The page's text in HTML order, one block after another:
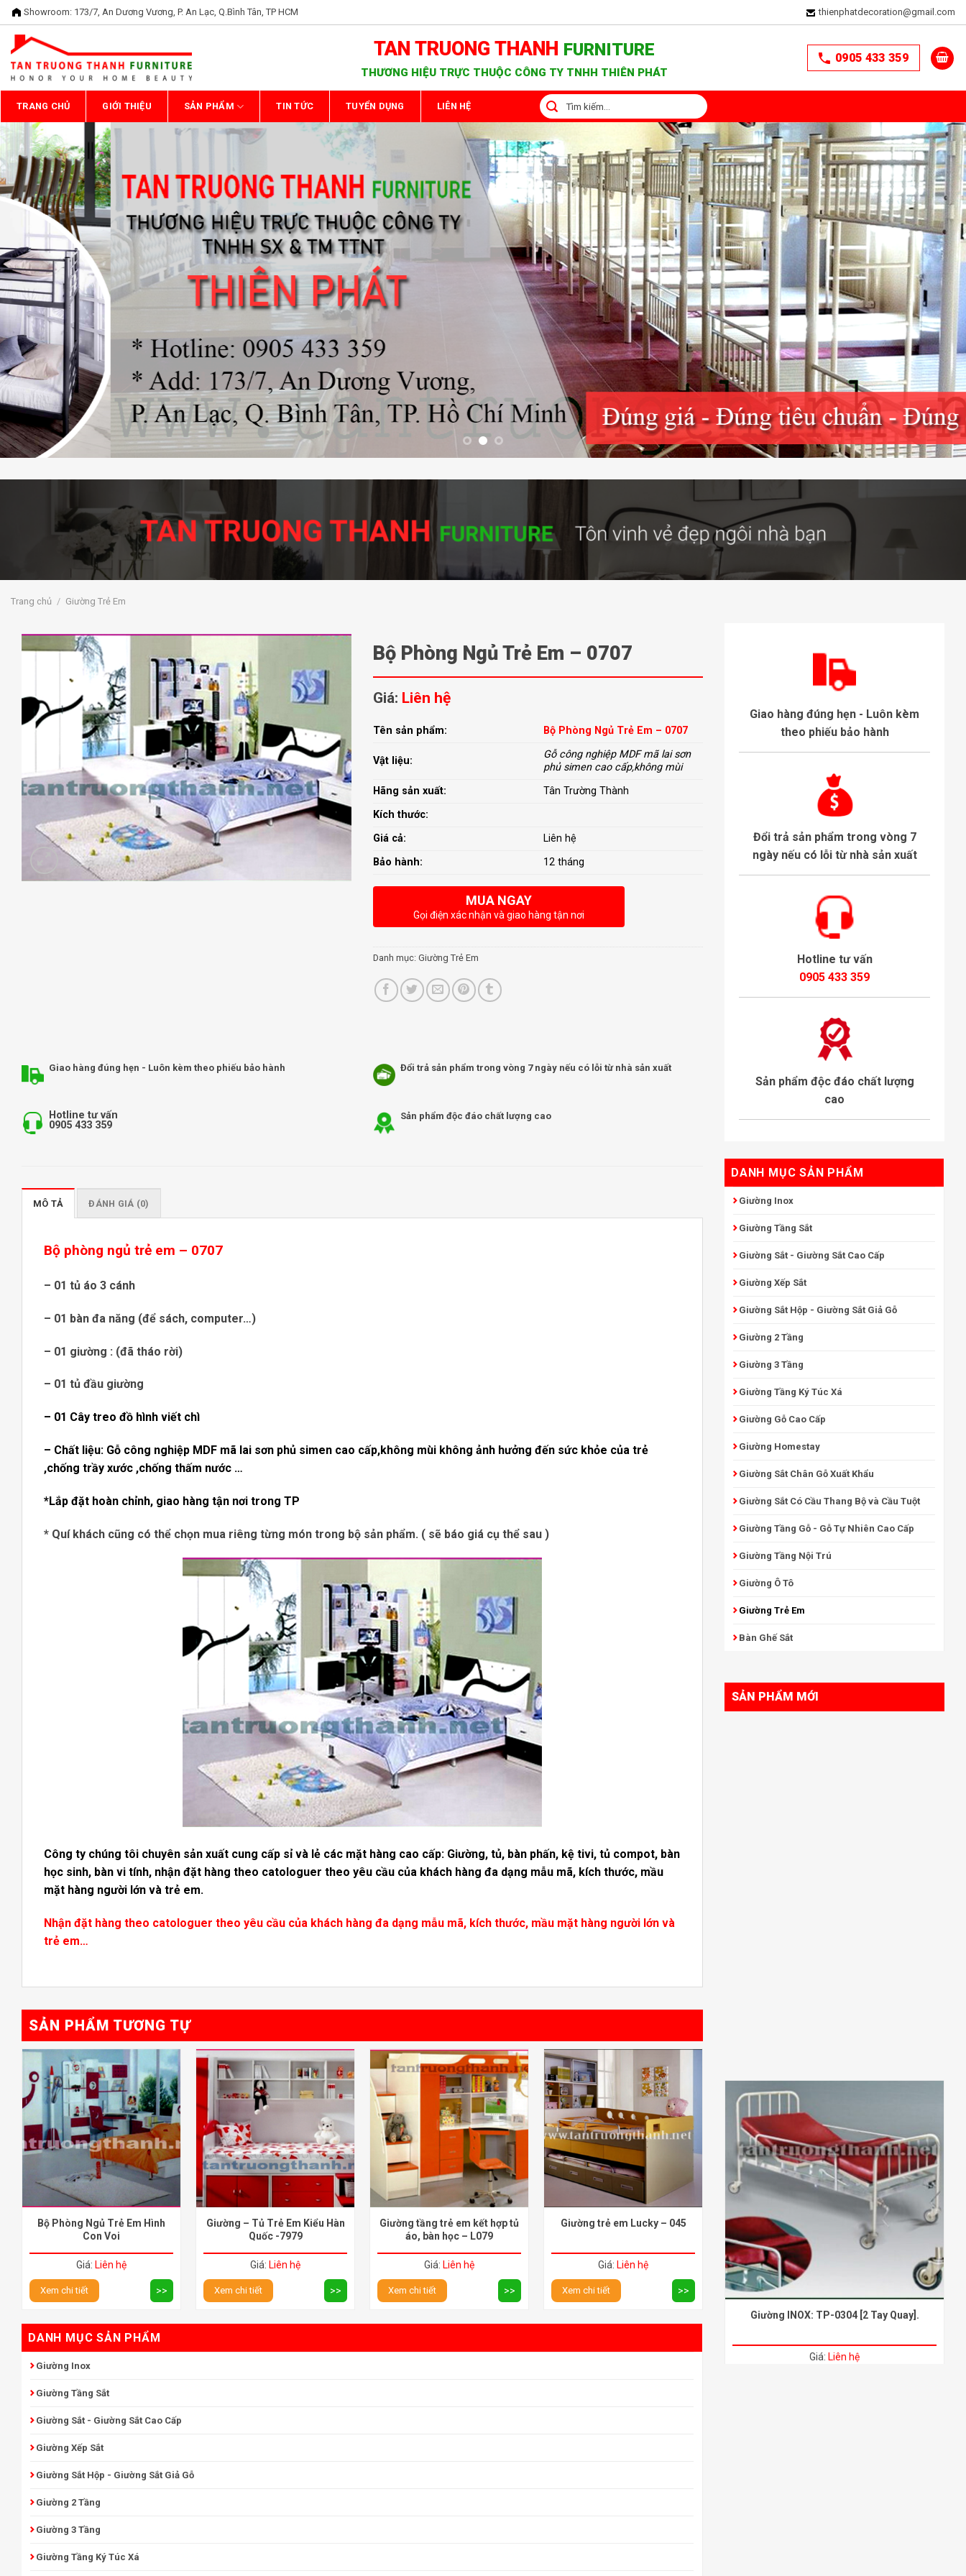
Bỏ
qua
dung
Showroom: 173/7, An Dương Vương, P. An Lạc, Q.Bình Tân, TP HCM thienphatdecoration@gmail.com
TAN TRUONG THANH FURNITURE
THƯƠNG HIỆU TRỰC THUỘC CÔNG TY TNHH THIÊN PHÁT
0905 433 359
TRANG CHỦ GIỚI THIỆU SẢN PHẨM TIN TỨC TUYỂN DỤNG LIÊN HỆ
Tìm
kiếm:
Trang chủ / Giường Trẻ Em
Giao hàng đúng hẹn - Luôn kèm
theo phiếu bảo hành
Đổi trả sản phẩm trong vòng 7
ngày nếu có lỗi từ nhà sản xuất
Hotline tư vấn
0905 433 359
Sản phẩm độc đáo chất lượng
cao
DANH MỤC SẢN PHẨM
Giường Inox
Giường Tầng Sắt
Giường Sắt - Giường Sắt Cao Cấp
Giường Xếp Sắt
Giường Sắt Hộp - Giường Sắt Giả Gỗ
Giường 2 Tầng
Giường 3 Tầng
Giường Tầng Ký Túc Xá
Giường Gỗ Cao Cấp
Giường Homestay
Giường Sắt Chân Gỗ Xuất Khẩu
Giường Sắt Có Cầu Thang Bộ và Cầu Tuột
Giường Tầng Gỗ - Gỗ Tự Nhiên Cao Cấp
Giường Tầng Nội Trú
Giường Ô Tô
Giường Trẻ Em
Bàn Ghế Sắt
SẢN PHẨM MỚI
Giường INOX: TP-0304 [2 Tay Quay].
Giá:
Xem chi tiết >>
Bộ Phòng Ngủ Trẻ Em – 0707
Giá: Liên hệ
Tên sản phẩm: Bộ Phòng Ngủ Trẻ Em – 0707
Vật liệu:
Gỗ công nghiệp MDF mã lai sơn
phủ simen cao cấp,không mùi
Hãng sản xuất:
Tân Trường Thành
Kích thước:
Giá cả:
Liên hệ
Bảo hành:
12 tháng
MUA NGAY
Gọi điện xác nhận và giao hàng tận nơi
Danh mục: Giường Trẻ Em
Giao hàng đúng hẹn - Luôn kèm theo phiếu bảo hành Đổi trả sản phẩm trong vòng 7 ngày nếu có lỗi từ nhà sản xuất
Hotline tư vấn
0905 433 359
Sản phẩm độc đáo chất lượng cao
MÔ TẢ ĐÁNH GIÁ (0)
Bộ phòng ngủ trẻ em – 0707
– 01 tủ áo 3 cánh
– 01 bàn đa năng (để sách, computer…)
– 01 giường : (đã tháo rời)
– 01 tủ đầu giường
– 01 Cây treo đồ hình viết chì
– Chất liệu: Gỗ công nghiệp MDF mã lai sơn phủ simen cao cấp,không mùi không ảnh hưởng đến sức khỏe của trẻ
,chống trầy xước ,chống thấm nước …
*Lắp đặt hoàn chỉnh, giao hàng tận nơi trong TP
* Quí khách cũng có thể chọn mua riêng từng món trong bộ sản phẩm. ( sẽ báo giá cụ thể sau )
Công ty chúng tôi chuyên sản xuất cung cấp sỉ và lẻ các mặt hàng cao cấp: Giường, tủ, bàn phấn, kệ tivi, tủ compot, bàn
học sinh, bàn vi tính, nhận đặt hàng theo catologuer theo yêu cầu của khách hàng đa dạng mẫu mã, kích thước, mầu
mặt hàng người lớn và trẻ em.
Nhận đặt hàng theo catologuer theo yêu cầu của khách hàng đa dạng mẫu mã, kích thước, mầu mặt hàng người lớn và
trẻ em…
SẢN PHẨM TƯƠNG TỰ
Bộ Phòng Ngủ Trẻ Em Hình
Con Voi
Giá: Liên hệ
Xem chi tiết >>
Giường – Tủ Trẻ Em Kiểu Hàn
Quốc -7979
Giá: Liên hệ
Xem chi tiết >>
Giường tầng trẻ em kết hợp tủ
áo, bàn học – L079
Giá: Liên hệ
Xem chi tiết >>
Giường trẻ em Lucky – 045
Giá: Liên hệ
Xem chi tiết >>
DANH MỤC SẢN PHẨM
Giường Inox
Giường Tầng Sắt
Giường Sắt - Giường Sắt Cao Cấp
Giường Xếp Sắt
Giường Sắt Hộp - Giường Sắt Giả Gỗ
Giường 2 Tầng
Giường 3 Tầng
Giường Tầng Ký Túc Xá